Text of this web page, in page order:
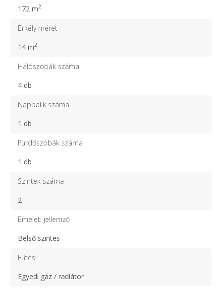
172 m2
Erkély méret
14 m2
Hálószobák száma
4 db
Nappalik száma
1 db
Fürdőszobák száma
1 db
Szintek száma
2
Emeleti jellemző
Belső szintes
Fűtés
Egyedi gáz / radiátor